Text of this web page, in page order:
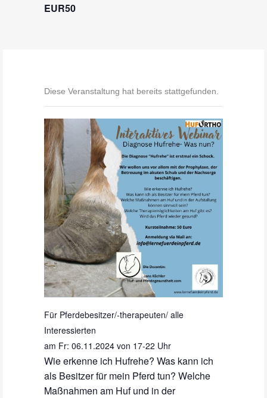
EUR50
Diese Veranstaltung hat bereits stattgefunden.
Für Pferdebesitzer/-therapeuten/ alle
Interessierten
am Fr: 06.11.2024 von 17-22 Uhr
Wie erkenne ich Hufrehe? Was kann ich
als Besitzer für mein Pferd tun? Welche
Maßnahmen am Huf und in der